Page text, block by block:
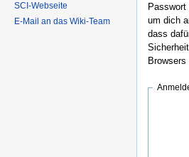
Passwort
um dich
dass
SCI-Webseite
E-Mail an das Wiki-Team